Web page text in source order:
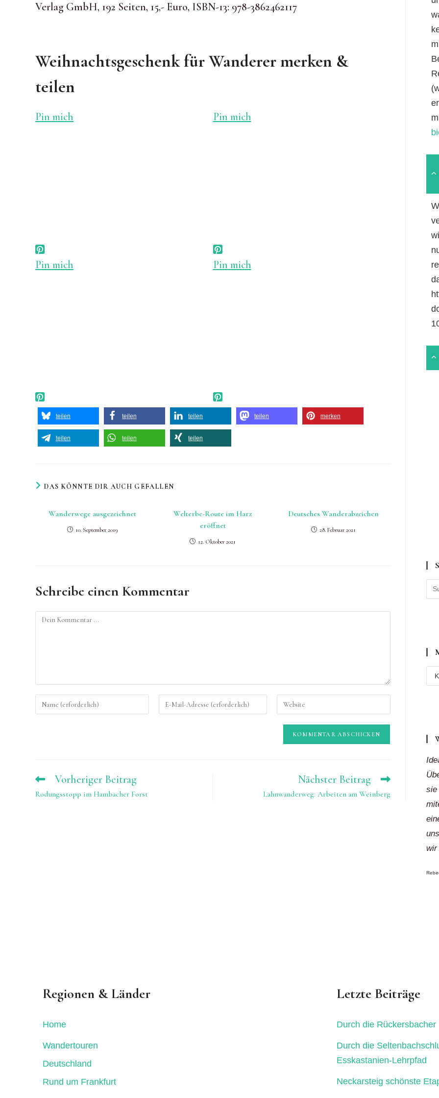
Verlag GmbH, 192 Seiten, 15,- Euro, ISBN-13: 978-3862462117
Weihnachtsgeschenk für Wanderer merken &
teilen
Pin mich Pin mich
Pin mich Pin mich
teilen teilen teilen teilen merken
teilen teilen teilen
DAS KÖNNTE DIR AUCH GEFALLEN
Wanderwege ausgezeichnet
10. September 2019
Welterbe-Route im Harz
eröffnet
12. Oktober 2021
Deutsches Wanderabzeichen
28. Februar 2021
Schreibe einen Kommentar
Kommentieren
Gib
deinen
zum
Kommentieren
Gib
deine
Gib
deine
Website-
URL
(optional)
Weitere
Artikel
ansehen
Vorheriger Beitrag
Rodungsstopp im Hambacher Forst
Nächster Beitrag
Lahnwanderweg: Arbeiten am Weinberg
sie
wir
Regionen & Länder
Home
Wandertouren
Deutschland
Rund um Frankfurt
Letzte Beiträge
Durch die
Durch die
Esskastanien-Lehrpfad
Neckarsteig schönste